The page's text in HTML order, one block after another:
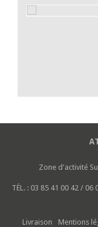
Zone d'activité
TÉL. : 03 85 41 00 42 / 06
Livraison Mentions